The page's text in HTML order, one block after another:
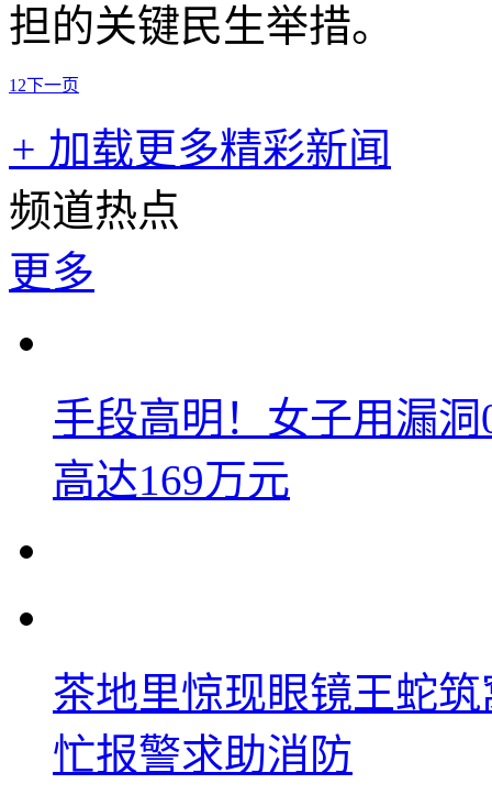
担的关键民生举措。
1 2下一页
+ 加载更多精彩新闻
频道热点
更多
手段高明！女子用漏
高达169万元
茶地里惊现眼镜王蛇
忙报警求助消防